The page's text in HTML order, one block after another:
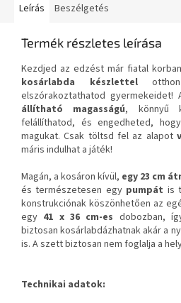
Leírás Beszélgetés
Termék részletes leírása
Kezdjed az edzést már fiatal
kosárlabda készlettel
elszórakoztathatod gyermekeidet!
állítható magasságú, könnyű
felállíthatod, és engedheted,
magukat. Csak töltsd fel az alapot
máris indulhat a játék!
Magán, a kosáron kívül, egy 23 cm
és természetesen egy pumpát is
konstrukciónak köszönhetően az
egy 41 x 36 cm-es dobozban,
biztosan kosárlabdázhatnak akár a
is. A szett biztosan nem foglalja a
Technikai adatok: